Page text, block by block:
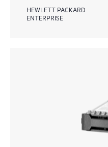
HEWLETT PACKARD
ENTERPRISE